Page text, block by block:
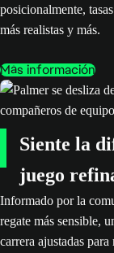
posicionalmente,
más realistas y más.
Más información
Siente la
juego
Informado por la
regate más sensible,
carrera ajustadas